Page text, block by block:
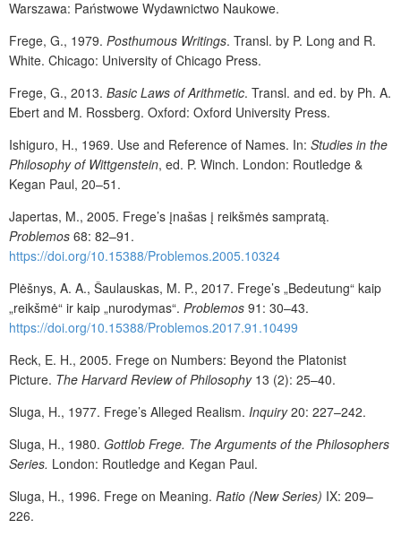
Warszawa: Państwowe Wydawnictwo Naukowe.
Frege, G., 1979. Posthumous Writings. Transl. by P. Long and R.
White. Chicago: University of Chicago Press.
Frege, G., 2013. Basic Laws of Arithmetic. Transl. and ed. by Ph. A.
Ebert and M. Rossberg. Oxford: Oxford University Press.
Ishiguro, H., 1969. Use and Reference of Names. In: Studies in the
Philosophy of Wittgenstein, ed. P. Winch. London: Routledge &
Kegan Paul, 20–51.
Japertas, M., 2005. Frege’s įnašas į reikšmės sampratą.
Problemos 68: 82–91.
https://doi.org/10.15388/Problemos.2005.10324
Plėšnys, A. A., Šaulauskas, M. P., 2017. Frege’s „Bedeutung“ kaip
„reikšmė“ ir kaip „nurodymas“. Problemos 91: 30–43.
https://doi.org/10.15388/Problemos.2017.91.10499
Reck, E. H., 2005. Frege on Numbers: Beyond the Platonist
Picture. The Harvard Review of Philosophy13 (2): 25–40.
Sluga, H., 1977. Frege’s Alleged Realism. Inquiry20: 227–242.
Sluga, H., 1980. Gottlob Frege. The Arguments of the Philosophers
Series. London: Routledge and Kegan Paul.
Sluga, H., 1996. Frege on Meaning. Ratio (New Series) IX: 209–
226.